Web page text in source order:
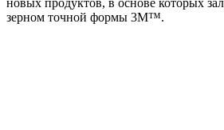
зерном точной формы 3M™.